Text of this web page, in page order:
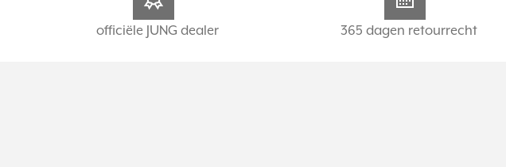
officiële JUNG dealer 365 dagen retourrecht